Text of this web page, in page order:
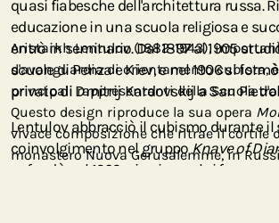
quasi fiabesche dell'architettura russa.
educazione in una scuola religiosa e
entrò in seminario. Dal 1897 al 1905
scuole di Penza e Kiev, e nel 1906 si
privato di Dmitrij Kardovskij a San
Lentulov abbracciò il cubismo durante il
coinvolgimento nel gruppoKnave of
cofondò nel 1909 e i cui membri furono,
Aristarkh Lentulov (1882-1943),
d'avanguardia di orientamento cubista,
principali rappresentanti della Scuola
Questo design riproduce la sua opera
vivace composizione che ritrae il cortile
monastero Nuova Gerusalemme, in